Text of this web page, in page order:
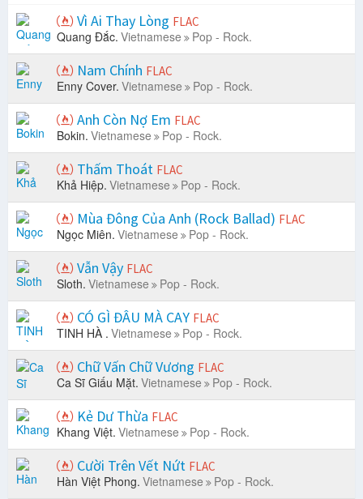
Vì Ai Thay Lòng FLAC
Quang Đắc. Vietnamese Pop - Rock.
Nam Chính FLAC
Enny Cover. Vietnamese Pop - Rock.
Anh Còn Nợ Em FLAC
Bokin. Vietnamese Pop - Rock.
Thấm Thoát FLAC
Khả Hiệp. Vietnamese Pop - Rock.
Mùa Đông Của Anh (Rock Ballad) FLAC
Ngọc Miên. Vietnamese Pop - Rock.
Vẫn Vậy FLAC
Sloth. Vietnamese Pop - Rock.
CÓ GÌ ĐÂU MÀ CAY FLAC
TINH HÀ . Vietnamese Pop - Rock.
Chữ Vấn Chữ Vương FLAC
Ca Sĩ Giấu Mặt. Vietnamese Pop - Rock.
Kẻ Dư Thừa FLAC
Khang Việt. Vietnamese Pop - Rock.
Cười Trên Vết Nứt FLAC
Hàn Việt Phong. Vietnamese Pop - Rock.